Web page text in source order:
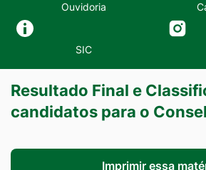
Ouvidoria
SIC
Resultado Final e
candidatos para o
Imprimir essa